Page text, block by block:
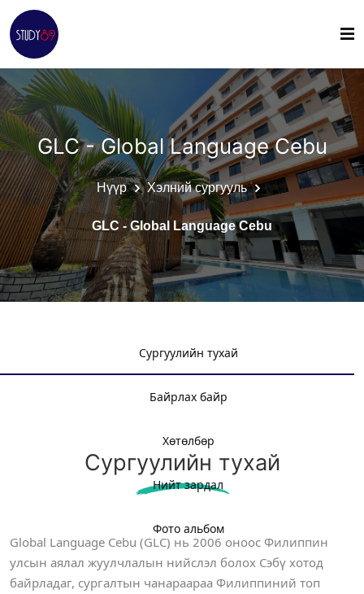
GLC - Global Language Cebu
Нүүр Хэлний сургууль
GLC - Global Language Cebu
Сургуулийн тухай
Байрлах байр
Хөтөлбөр
Нийт зардал
Фото альбом
Сургуулийн тухай
Global Language Cebu (GLC) нь 2006 оноос Филиппин
улсын аялал жуулчлалын нийслэл болох Сэбү хотод
байрладаг, сургалтын чанараараа Филиппиний топ